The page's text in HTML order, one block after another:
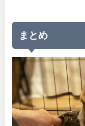
まとめ